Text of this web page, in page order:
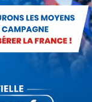
Hetzel